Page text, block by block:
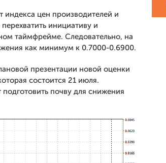
индекса цен производителей и
инициативу и
таймфрейме. Следовательно, на
как минимум к 0.7000-0.6900.
презентации новой оценки
состоится 21 июля.
почву для снижения